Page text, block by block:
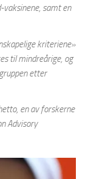
samt en
kriteriene»
til mindreårige, og
etter
en av forskerne
Advisory